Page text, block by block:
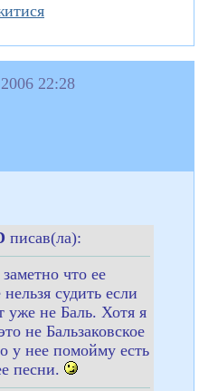
22:28
писав(ла):
что ее
судить если
уже не Баль. Хотя я
не Бальзаковское
у нее помойму есть
песни.